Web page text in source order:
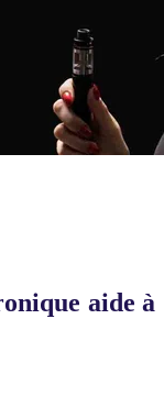
aide à